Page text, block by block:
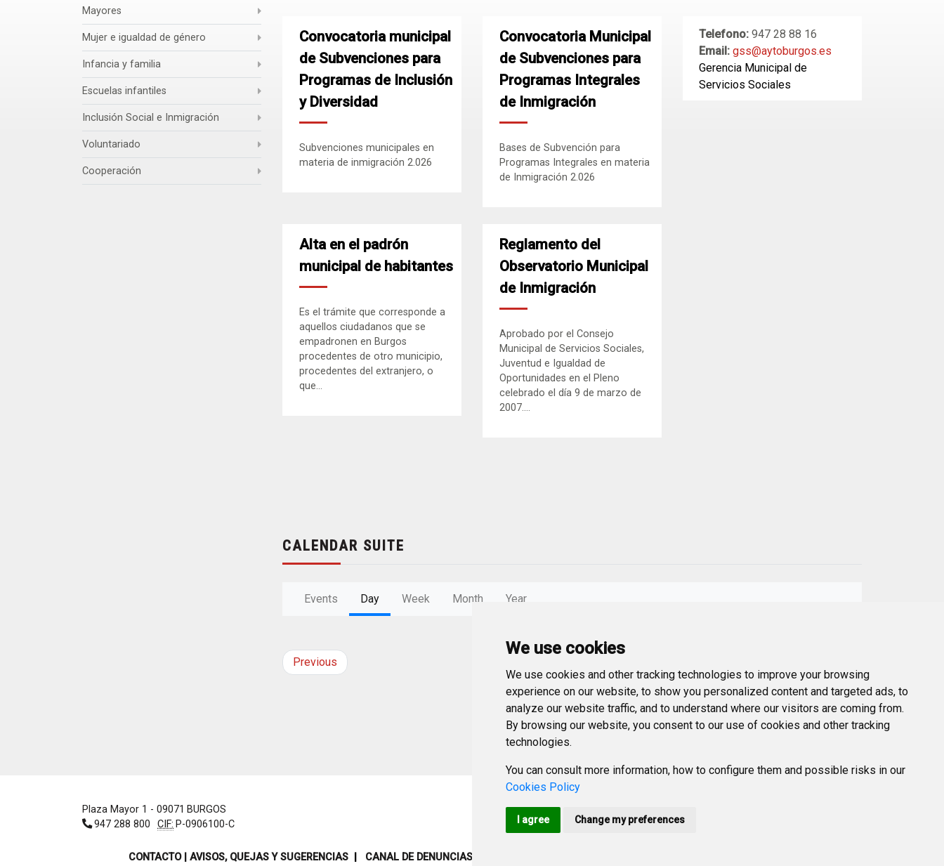
We use cookies
We use cookies and other tracking technologies to improve your browsing
experience on our website, to show you personalized content and targeted ads, to
analyze our website traffic, and to understand where our visitors are coming from.
By browsing our website, you consent to our use of cookies and other tracking
technologies.
You can consult more information, how to configure them and possible risks in our
Cookies Policy
I agree Change my preferences
Mayores
Mujer e igualdad de género
Infancia y familia
Escuelas infantiles
Inclusión Social e Inmigración
Voluntariado
Cooperación
Convocatoria municipal
de Subvenciones para
Programas de Inclusión
y Diversidad
Subvenciones municipales en
materia de inmigración 2.026
Convocatoria Municipal
de Subvenciones para
Programas Integrales
de Inmigración
Bases de Subvención para
Programas Integrales en materia
de Inmigración 2.026
Alta en el padrón
municipal de habitantes
Es el trámite que corresponde a
aquellos ciudadanos que se
empadronen en Burgos
procedentes de otro municipio,
procedentes del extranjero, o
que...
Reglamento del
Observatorio Municipal
de Inmigración
Aprobado por el Consejo
Municipal de Servicios Sociales,
Juventud e Igualdad de
Oportunidades en el Pleno
celebrado el día 9 de marzo de
2007....
Telefono: 947 28 88 16
Email: gss@aytoburgos.es
Gerencia Municipal de
Servicios Sociales
CALENDAR SUITE
Events Day Week Month Year
Previous
Plaza Mayor 1 - 09071 BURGOS
947 288 800
CIF: P-0906100-C
CONTACTO | AVISOS, QUEJAS Y SUGERENCIAS CANAL DE DENUNCIAS